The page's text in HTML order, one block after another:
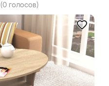
(0 голосов)